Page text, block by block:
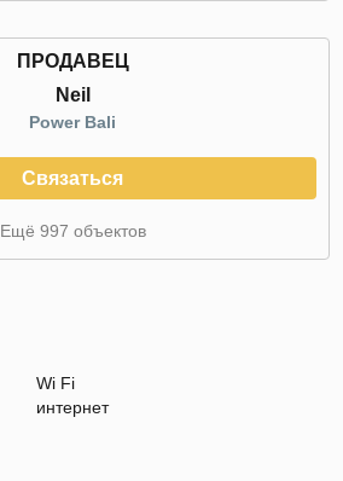
ПРОДАВЕЦ
Neil
Power Bali
Связаться
Ещё 997 объектов
Wi Fi
интернет